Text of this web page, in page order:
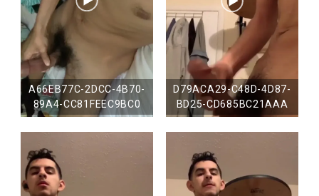
A66EB77C-2DCC-4B70-
89A4-CC81FEEC9BC0
D79ACA29-C48D-4D87-
BD25-CD685BC21AAA